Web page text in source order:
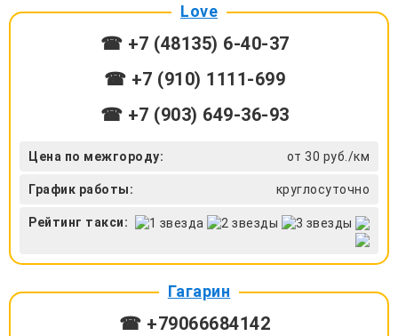
Love
☎ +7 (48135) 6-40-37
☎ +7 (910) 1111-699
☎ +7 (903) 649-36-93
Цена по межгороду: от 30 руб./км
График работы: круглосуточно
Рейтинг такси:
Гагарин
☎ +79066684142